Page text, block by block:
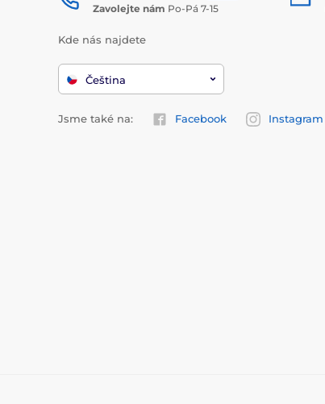
Zavolejte nám Po-Pá 7-15
Kde nás najdete
Čeština
Jsme také na: Facebook Instagram